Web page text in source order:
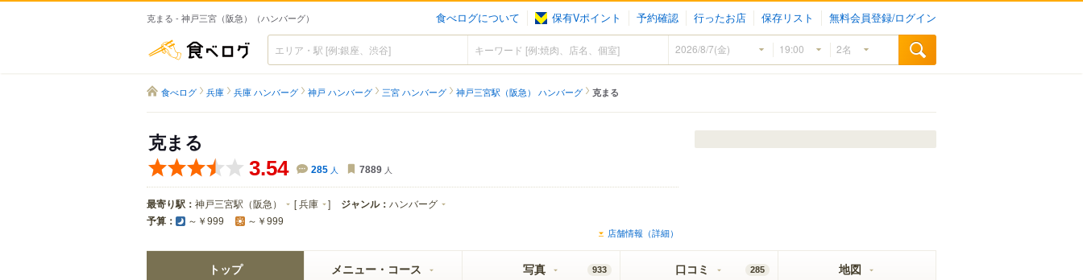
克まる - 神戸三宮（阪急）（ハンバーグ） 食べログについて 保有Vポイント 予約確認 行ったお店 保存リスト 無料会員登録/ログイン
食べログ
食べログ 兵庫 兵庫 ハンバーグ 神戸 ハンバーグ 三宮 ハンバーグ 神戸三宮駅（阪急） ハンバーグ 克まる
克まる
3.54 285 人 7889 人
最寄り駅： 神戸三宮駅（阪急） [兵庫 ] ジャンル： ハンバーグ
予算： ～￥999 ～￥999
店舗情報（詳細）
トップ メニュー・コース 写真 933 口コミ 285 地図